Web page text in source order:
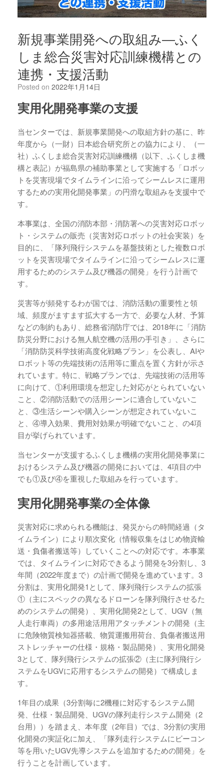
新規事業開発への取組み―ふく
しま総合災害対応訓練機構との
連携・支援活動
Posted on 2022年1月14日
実用化開発事業の支援
当センターでは、新規事業開発への取組方針の基に、昨
年度から（一財）日本総合研究所との協力により、（一
社）ふくしま総合災害対応訓練機構（以下、ふくしま機
構と表記）が福島県の補助事業として実施する「ロボッ
トを災害現場でタイムラインに沿ってシームレスに運用
するための実用化開発事業」の円滑な取組みを支援中で
す。
本事業は、全国の消防本部・消防署への災害対応ロボッ
ト・システムの販売（災害対応ロボットの社会実装）を
目的に、「隊列飛行システムを基盤技術とした複数ロボ
ットを災害現場でタイムラインに沿ってシームレスに運
用するためのシステム及び機器の開発」を行う計画で
す。
災害等が頻発するわが国では、消防活動の重要性と領
域、頻度がますます拡大する一方で、必要な人材、予算
などの制約もあり、総務省消防庁では、2018年に「消防
防災分野における無人航空機の活用の手引き」、さらに
「消防防災科学技術高度化戦略プラン」を公表し、AIや
ロボット等の先端技術の活用等に重点を置く方針が示さ
れています。特に、戦略プランでは、先端技術の活用等
に向けて、①利用環境を想定した対応がとられていない
こと、②消防活動での活用シーンに適合していないこ
と、③生活シーンや購入シーンが想定されていないこ
と、④導入効果、費用対効果が明確でないこと、の4項
目が挙げられています。
当センターが支援するふくしま機構の実用化開発事業に
おけるシステム及び機器の開発においては、4項目の中
でも①及び④を重視した取組みを行っています。
実用化開発事業の全体像
災害対応に求められる機能は、発災からの時間経過（タ
イムライン）により順次変化（情報収集をはじめ物資輸
送・負傷者搬送等）していくことへの対応です。本事業
では、タイムラインに対応できるよう開発を3分割し、3
年間（2022年度まで）の計画で開発を進めています。3
分割は、実用化開発1として、隊列飛行システムの拡張
①（主にスペックの異なるドローンを隊列飛行させるた
めのシステムの開発）、実用化開発2として、UGV（無
人走行車両）の多用途活用用アタッチメントの開発（主
に危険物質検知器搭載、物質運搬用荷台、負傷者搬送用
ストレッチャーの仕様・規格・製品開発）、実用化開発
3として、隊列飛行システムの拡張②（主に隊列飛行シ
ステムをUGVに応用するシステムの開発）で構成しま
す。
1年目の成果（3分割毎に2機種に対応するシステム開
発、仕様・製品開発、UGVの隊列走行システム開発（2
台用））を踏まえ、本年度（2年目）では、3分割の実用
化開発の実証化に加え、「隊列走行システムにビーコン
等を用いたUGV先導システムを追加するための開発」を
行うことを計画しています。